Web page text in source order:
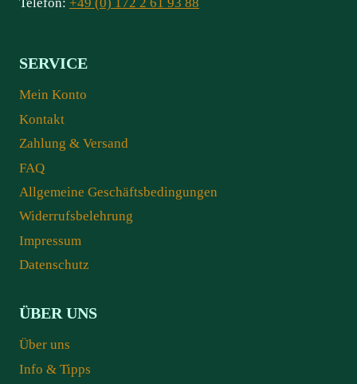
SERVICE
Mein Konto
Kontakt
Zahlung & Versand
FAQ
Allgemeine Geschäftsbedingungen
Widerrufsbelehrung
Impressum
Datenschutz
ÜBER UNS
Über uns
Info & Tipps